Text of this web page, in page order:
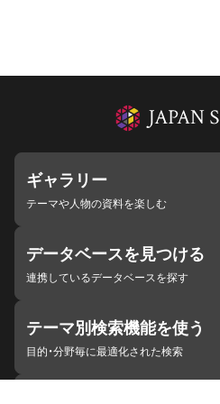
ギャラリー
テーマや人物の資料を楽しむ
データベースを見つける
連携しているデータベースを探す
テーマ別検索機能を使う
目的・分野毎に最適化された検索